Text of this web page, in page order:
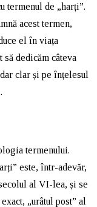
termenul de „harți”.
acest termen,
el în viața
să dedicăm câteva
clar și pe înțelesul
termenului.
este, într-adevăr,
al VI-lea, și se
„urâtul post” al